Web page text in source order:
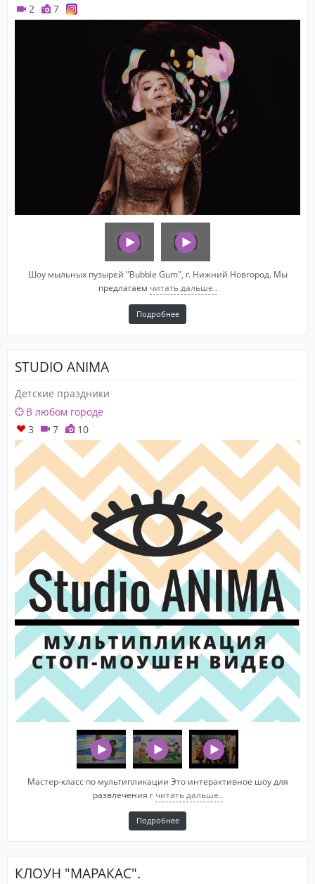
2 7
Шоу мыльных пузырей "Bubble Gum", г. Нижний Новгород. Мы
предлагаем читать дальше..
Подробнее
STUDIO ANIMA
Детские праздники
В любом городе
3
7 10
Мастер-класс по мультипликации Это интерактивное шоу для
развлечения г читать дальше..
Подробнее
КЛОУН "МАРАКАС".